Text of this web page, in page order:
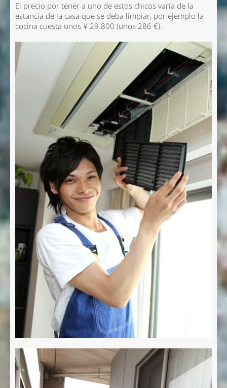
El precio por tener a uno de estos chicos varia de la
estancia de la casa que se deba limpiar, por ejemplo la
cocina cuesta unos ¥ 29.800 (unos 286 €).